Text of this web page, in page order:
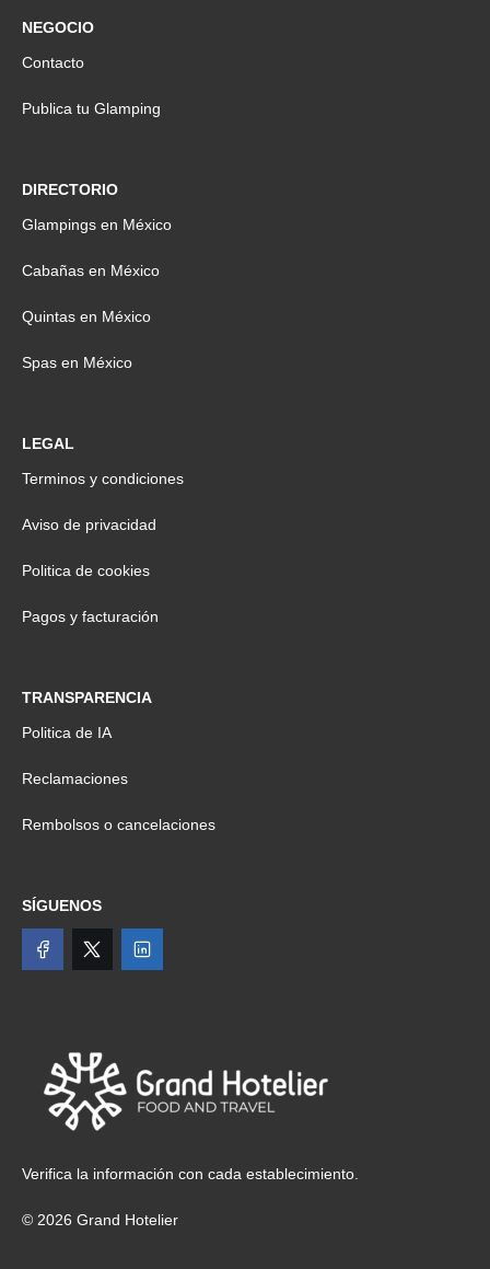
NEGOCIO
Contacto
Publica tu Glamping
DIRECTORIO
Glampings en México
Cabañas en México
Quintas en México
Spas en México
LEGAL
Terminos y condiciones
Aviso de privacidad
Politica de cookies
Pagos y facturación
TRANSPARENCIA
Politica de IA
Reclamaciones
Rembolsos o cancelaciones
SÍGUENOS
Verifica la información con cada establecimiento.
© 2026 Grand Hotelier